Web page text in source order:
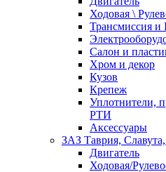
Ходовая \
Трансмиссия
Салон и
Хром и декор
Кузов
Крепеж
Уплотнители,
РТИ
Аксессуары
ЗАЗ Таврия,
Двигатель
Ходовая/